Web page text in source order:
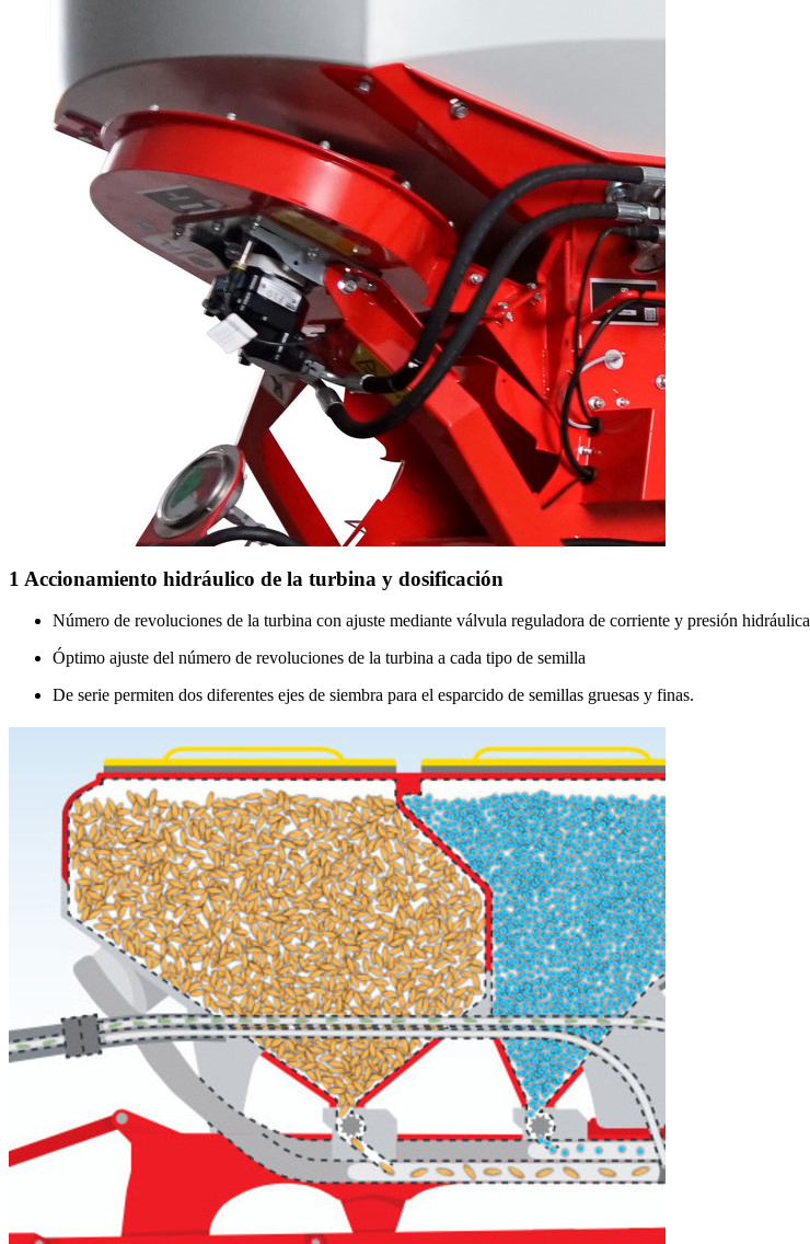
1 Accionamiento hidráulico de la turbina y dosificación
Número de revoluciones de la turbina con ajuste mediante válvula reguladora de corriente y presión hidráulica
Óptimo ajuste del número de revoluciones de la turbina a cada tipo de semilla
De serie permiten dos diferentes ejes de siembra para el esparcido de semillas gruesas y finas.